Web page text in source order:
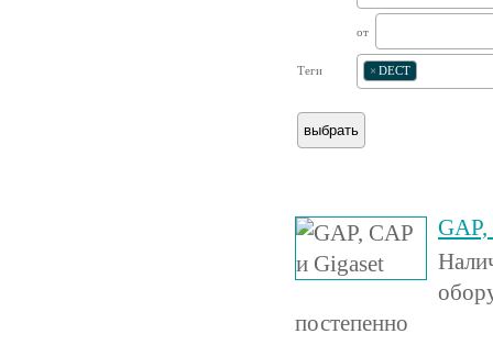
от
Теги × DECT
GAP,
постепенно